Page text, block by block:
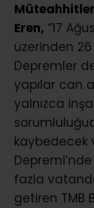
Eren, “17
üzerinden
Depremler
yapılar can
yalnızca
kaybedecek
fazla
getiren TMB